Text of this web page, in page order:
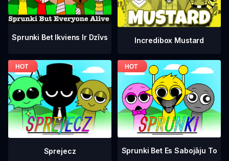
Sprunki Bet Ikviens Ir Dzīvs Incredibox Mustard
Sprejecz Sprunki Bet Es Sabojāju To